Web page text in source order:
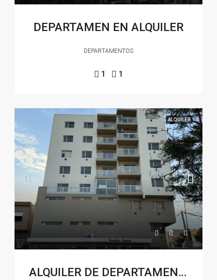
DEPARTAMEN EN ALQUILER
DEPARTAMENTOS
1 1
ALQUILER
ALQUILER DE DEPARTAMENTO CENTRICO NUEVO